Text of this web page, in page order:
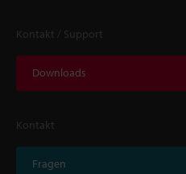
Kontakt / Support
Downloads
Kontakt
Fragen